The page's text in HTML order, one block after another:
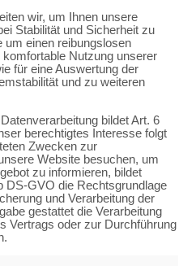
wir, um Ihnen unsere
Stabilität und Sicherheit zu
um einen reibungslosen
Nutzung unserer
für eine Auswertung der
und zu weiteren
bildet Art. 6
berechtigtes Interesse folgt
Zwecken zur
Website besuchen, um
zu informieren, bildet
DS-GVO die Rechtsgrundlage
und Verarbeitung der
gestattet die Verarbeitung
Vertrags oder zur Durchführung